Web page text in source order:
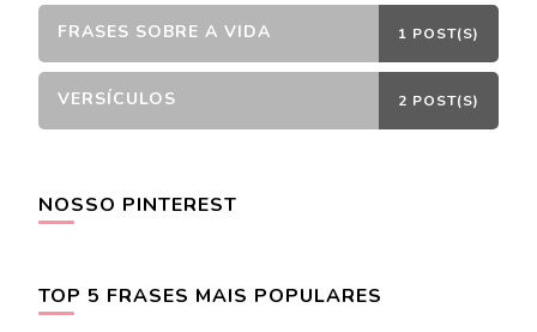
FRASES SOBRE A VIDA 1 POST(S)
VERSÍCULOS 2 POST(S)
NOSSO PINTEREST
TOP 5 FRASES MAIS POPULARES